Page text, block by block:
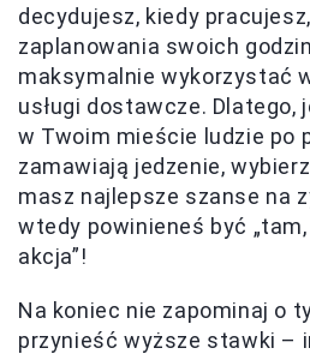
decydujesz, kiedy
zaplanowania swoich
maksymalnie wykorzystać
usługi dostawcze. Dlatego,
w Twoim mieście ludzie po
zamawiają jedzenie,
masz najlepsze szanse na
wtedy powinieneś być
akcja”!
Na koniec nie zapominaj o
przynieść wyższe stawki –